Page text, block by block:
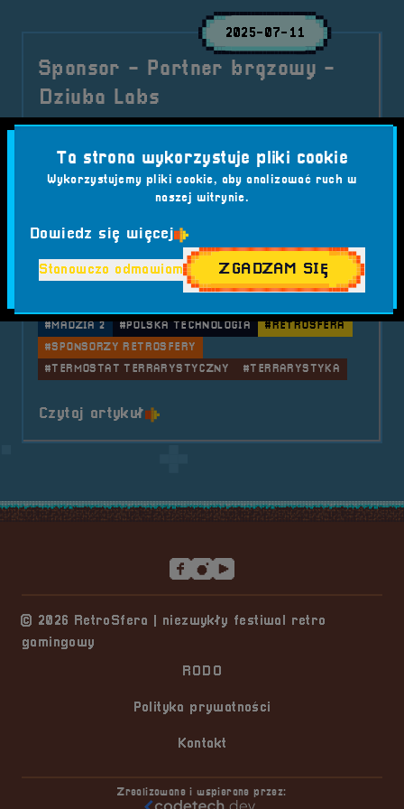
2025-07-11
Sponsor - Partner brązowy -
Dziuba Labs
Dziuba Labs Sp. z o.o. – producent
nowoczesnych termostatów terrarystycznych
Madzia 2. Polska technologia, pasja i precyzja –
witamy na pokładzie!
Aktualności RetroSfera vol. 7 Sponsor
Tagi: #BRZEG 2025
#DZIUBA LABS
#MADZIA 2
#POLSKA TECHNOLOGIA
#RETROSFERA
#SPONSORZY RETROSFERY
#TERMOSTAT TERRARYSTYCZNY
#TERRARYSTYKA
Czytaj artykuło tytule Sponsor &#8211;
© 2026 RetroSfera | niezwykły festiwal retro
gamingowy
RODO
Polityka prywatności
Kontakt
Zrealizowane i wspierane przez:
Ta strona wykorzystuje pliki cookie
Wykorzystujemy pliki cookie, aby analizować ruch w
naszej witrynie.
Dowiedz się więcej
Stanowczo odmawiam ZGADZAM SIĘ